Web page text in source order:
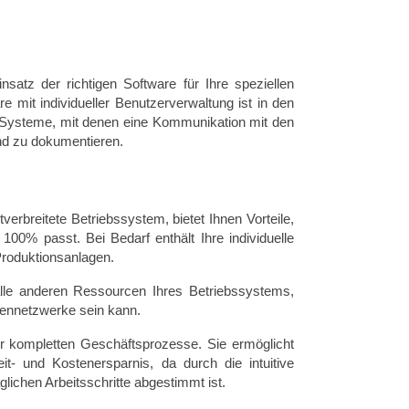
der richtigen Software für Ihre speziellen
mit individueller Benutzerverwaltung ist in den
mit denen eine Kommunikation mit den
zu dokumentieren.
Betriebssystem, bietet Ihnen Vorteile,
passt. Bei Bedarf enthält Ihre individuelle
anderen Ressourcen Ihres Betriebssystems,
sein kann.
kompletten Geschäftsprozesse. Sie ermöglicht
und Kostenersparnis, da durch die intuitive
Arbeitsschritte abgestimmt ist.